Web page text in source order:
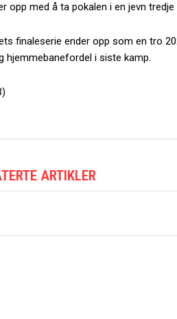
opp med å ta pokalen i en jevn tredje
finaleserie ender opp som en tro
hjemmebanefordel i siste kamp.
ARTIKLER